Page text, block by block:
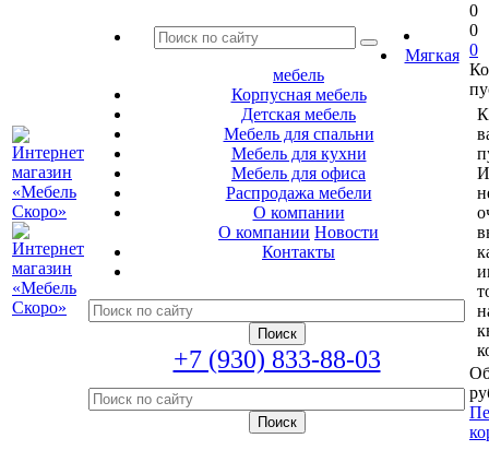
Мягкая
мебель
Корпусная мебель
Детская мебель
Мебель для спальни
Мебель для кухни
Мебель для офиса
Распродажа мебели
О компании
О компании Новости
Контакты
+7 (930) 833-88-03
0
0
0